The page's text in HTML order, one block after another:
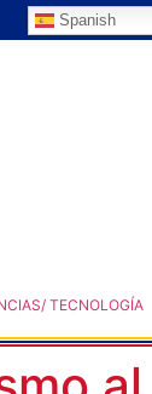
Spanish
TECNOLOGÍA